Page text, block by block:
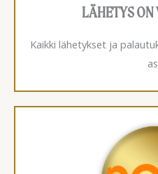
LÄHETYS
Kaikki lähetykset ja